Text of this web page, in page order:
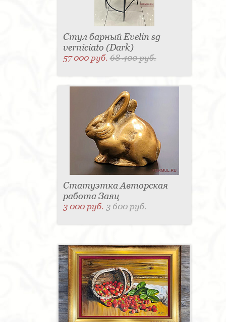
Стул барный Evelin sg
verniciato (Dark)
57 000 руб.68 400 руб.
Статуэтка Авторская
работа Заяц
3 000 руб.3 600 руб.